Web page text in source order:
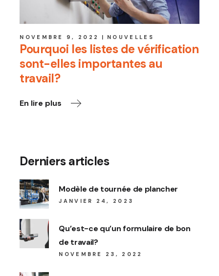
NOVEMBRE 9, 2022 NOUVELLES
Pourquoi les listes de vérification
sont-elles importantes au
travail?
En lire plus
Derniers articles
Modèle de tournée de plancher
JANVIER 24, 2023
Qu’est-ce qu’un formulaire de bon
de travail?
NOVEMBRE 23, 2022